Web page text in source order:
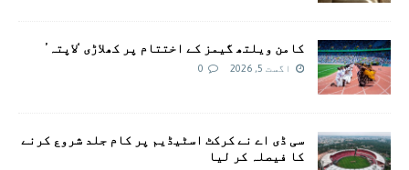
کامن ویلتھ گیمز کے اختتام پر کھلاڑی ‘لاپتہ’
اگست 5, 2026 0
سی ڈی اے نے کرکٹ اسٹیڈیم پر کام جلد شروع کرنے
کا فیصلہ کر لیا